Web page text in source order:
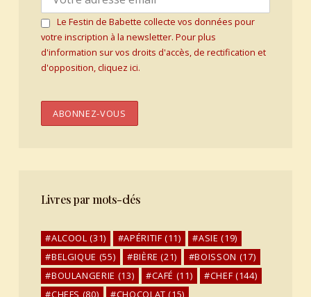
Le Festin de Babette collecte vos données pour
votre inscription à la newsletter. Pour plus
d'information sur vos droits d'accès, de rectification et
d'opposition, cliquez ici.
Livres par mots-clés
ALCOOL (31) APÉRITIF (11) ASIE (19)
BELGIQUE (55) BIÈRE (21) BOISSON (17)
BOULANGERIE (13) CAFÉ (11) CHEF (144)
CHEFS (80) CHOCOLAT (15)